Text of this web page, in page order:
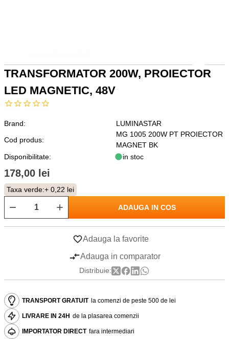
TRANSFORMATOR 200W, PROIECTOR
LED MAGNETIC, 48V
Brand:
LUMINASTAR
Cod produs:
MG 1005 200W PT PROIECTOR
MAGNET BK
Disponibilitate:
in stoc
178,00 lei
Taxa verde:+ 0,22 lei
ADAUGA IN COS
Adauga la favorite
Adauga in comparator
Distribuie:
TRANSPORT GRATUIT la comenzi de peste 500 de lei
LIVRARE IN 24H de la plasarea comenzii
IMPORTATOR DIRECT fara intermediari